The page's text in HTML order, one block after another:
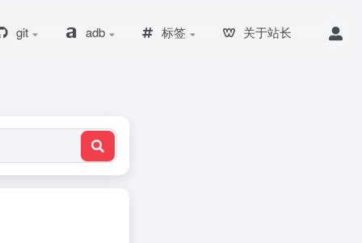
git adb 标签 关于站长